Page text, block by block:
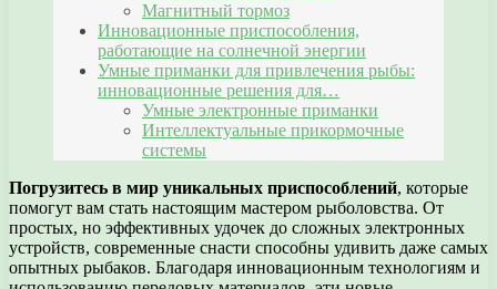
Магнитный тормоз
Инновационные приспособления,
работающие на солнечной энергии
Умные приманки для привлечения рыбы:
инновационные решения для…
Умные электронные приманки
Интеллектуальные прикормочные
системы
Погрузитесь в мир уникальных приспособлений, которые
помогут вам стать настоящим мастером рыболовства. От
простых, но эффективных удочек до сложных электронных
устройств, современные снасти способны удивить даже самых
опытных рыбаков. Благодаря инновационным технологиям и